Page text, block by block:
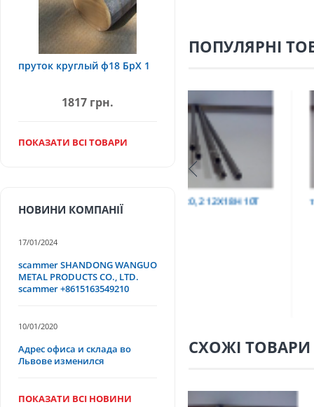
ПОПУЛЯРНІ
труба 75х1,5,
СХОЖІ ТОВАРИ
пруток круглый ф18 БрХ 1
1817 грн.
ПОКАЗАТИ ВСІ ТОВАРИ
НОВИНИ КОМПАНІЇ
17/01/2024
scammer SHANDONG WANGUO
METAL PRODUCTS CO., LTD.
scammer +8615163549210
10/01/2020
Адрес офиса и склада во
Львове изменился
ПОКАЗАТИ ВСІ НОВИНИ